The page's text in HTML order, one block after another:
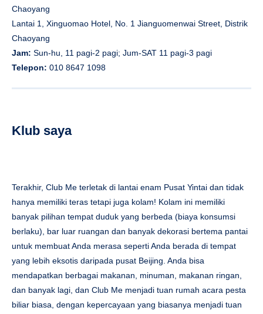
Chaoyang
Lantai 1, Xinguomao Hotel, No. 1 Jianguomenwai Street, Distrik
Chaoyang
Jam: Sun-hu, 11 pagi-2 pagi; Jum-SAT 11 pagi-3 pagi
Telepon: 010 8647 1098
Klub saya
Terakhir, Club Me terletak di lantai enam Pusat Yintai dan tidak
hanya memiliki teras tetapi juga kolam! Kolam ini memiliki
banyak pilihan tempat duduk yang berbeda (biaya konsumsi
berlaku), bar luar ruangan dan banyak dekorasi bertema pantai
untuk membuat Anda merasa seperti Anda berada di tempat
yang lebih eksotis daripada pusat Beijing. Anda bisa
mendapatkan berbagai makanan, minuman, makanan ringan,
dan banyak lagi, dan Club Me menjadi tuan rumah acara pesta
biliar biasa, dengan kepercayaan yang biasanya menjadi tuan